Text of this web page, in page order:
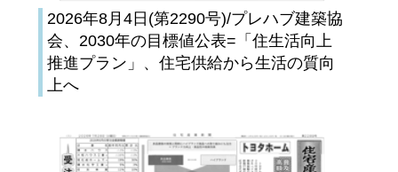
2026年8月4日(第2290号)/プレハブ建築協
会、2030年の目標値公表=「住生活向上
推進プラン」、住宅供給から生活の質向
上へ